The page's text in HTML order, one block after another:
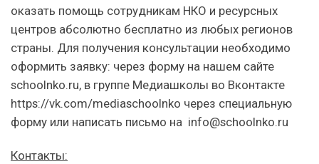
оказать помощь сотрудникам НКО и ресурсных
центров абсолютно бесплатно из любых регионов
страны. Для получения консультации необходимо
оформить заявку: через форму на нашем сайте
schoolnko.ru, в группе Медиашколы во Вконтакте
https://vk.com/mediaschoolnko через специальную
форму или написать письмо на info@schoolnko.ru
Контакты: